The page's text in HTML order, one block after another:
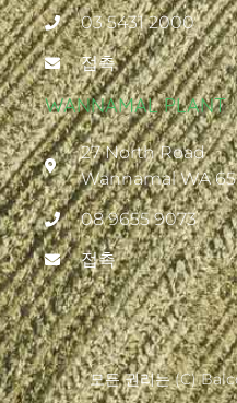
03 5431 2000
접촉
WANNAMAL PLANT
27 North Road
Wannamal WA
08 9655 9073
접촉
모든 권리는 (c)